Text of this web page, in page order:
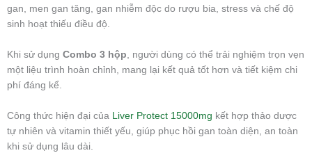
gan, men gan tăng, gan nhiễm độc do rượu bia, stress và chế độ
sinh hoạt thiếu điều độ.
Khi sử dụng Combo 3 hộp, người dùng có thể trải nghiệm trọn vẹn
một liệu trình hoàn chỉnh, mang lại kết quả tốt hơn và tiết kiệm chi
phí đáng kể.
Công thức hiện đại của Liver Protect 15000mg kết hợp thảo dược
tự nhiên và vitamin thiết yếu, giúp phục hồi gan toàn diện, an toàn
khi sử dụng lâu dài.